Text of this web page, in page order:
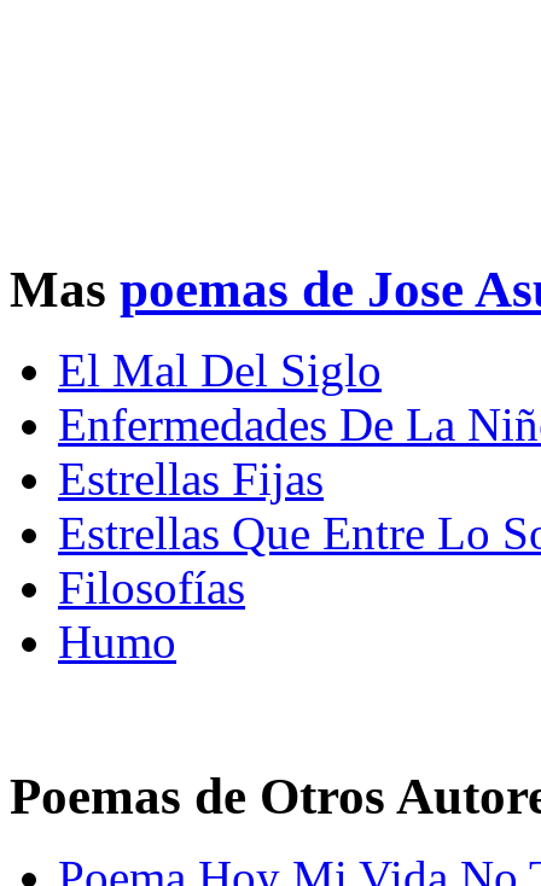
Mas poemas de Jose
El Mal Del Siglo
Enfermedades De La
Estrellas Fijas
Estrellas Que Entre Lo
Filosofías
Humo
Poemas de Otros